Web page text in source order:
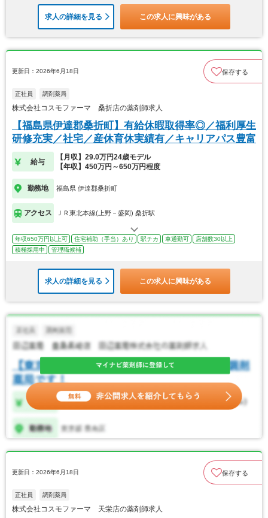
求人の詳細を見る この求人に興味がある
更新日：2026年6月18日 保存する
正社員 調剤薬局
株式会社コスモファーマ 桑折店の薬剤師求人
【福島県伊達郡桑折町】有給休暇取得率◎／福利厚生
研修充実／社宅／産休育休実績有／キャリアパス豊富
給与
【月収】29.0万円24歳モデル
【年収】450万円～650万円程度
勤務地 福島県 伊達郡桑折町
アクセス ＪＲ東北本線(上野－盛岡) 桑折駅
年収650万円以上可 住宅補助（手当）あり 駅チカ 車通勤可
店舗数30以上
積極採用中
管理職候補
求人の詳細を見る この求人に興味がある
更新日：2026年6月18日 保存する
正社員 調剤薬局
株式会社コスモファーマ 天栄店の薬剤師求人